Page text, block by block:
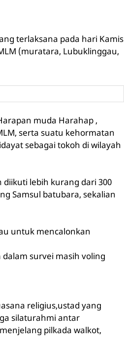
terlaksana pada hari Kamis
(muratara, Lubuklinggau,
muda Harahap ,
serta suatu kehormatan
sebagai tokoh di wilayah
lebih kurang dari 300
Samsul batubara, sekalian
untuk mencalonkan
survei masih voling
religius,ustad yang
silaturahmi antar
pilkada walkot,